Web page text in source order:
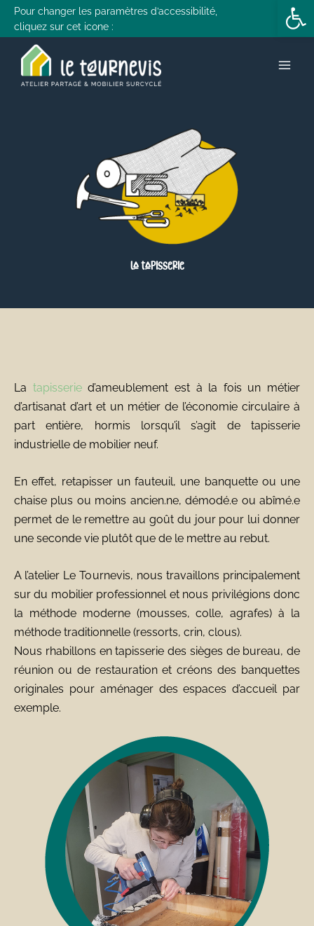
Ouvrir
principal
Aller
contenu
Pour changer les paramètres d’accessibilité,
cliquez sur cet icone :
La tapisserie
La tapisseried’ameublement est à la fois un métier
d’artisanat d’art et un métier de l’économie circulaire à
part entière, hormis lorsqu’il s’agit de tapisserie
industrielle de mobilier neuf.
En effet, retapisser un fauteuil, une banquette ou une
chaise plus ou moins ancien.ne, démodé.e ou abîmé.e
permet de le remettre au goût du jour pour lui donner
une seconde vie plutôt que de le mettre au rebut.
A l’atelier Le Tournevis, nous travaillons principalement
sur du mobilier professionnel et nous privilégions donc
la méthode moderne (mousses, colle, agrafes) à la
méthode traditionnelle (ressorts, crin, clous).
Nous rhabillons en tapisserie des sièges de bureau, de
réunion ou de restauration et créons des banquettes
originales pour aménager des espaces d’accueil par
exemple.